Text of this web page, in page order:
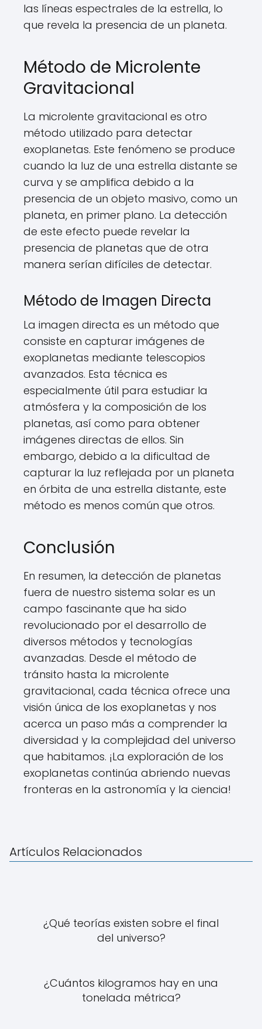
las líneas espectrales de la estrella, lo
que revela la presencia de un planeta.
Método de Microlente
Gravitacional
La microlente gravitacional es otro
método utilizado para detectar
exoplanetas. Este fenómeno se produce
cuando la luz de una estrella distante se
curva y se amplifica debido a la
presencia de un objeto masivo, como un
planeta, en primer plano. La detección
de este efecto puede revelar la
presencia de planetas que de otra
manera serían difíciles de detectar.
Método de Imagen Directa
La imagen directa es un método que
consiste en capturar imágenes de
exoplanetas mediante telescopios
avanzados. Esta técnica es
especialmente útil para estudiar la
atmósfera y la composición de los
planetas, así como para obtener
imágenes directas de ellos. Sin
embargo, debido a la dificultad de
capturar la luz reflejada por un planeta
en órbita de una estrella distante, este
método es menos común que otros.
Conclusión
En resumen, la detección de planetas
fuera de nuestro sistema solar es un
campo fascinante que ha sido
revolucionado por el desarrollo de
diversos métodos y tecnologías
avanzadas. Desde el método de
tránsito hasta la microlente
gravitacional, cada técnica ofrece una
visión única de los exoplanetas y nos
acerca un paso más a comprender la
diversidad y la complejidad del universo
que habitamos. ¡La exploración de los
exoplanetas continúa abriendo nuevas
fronteras en la astronomía y la ciencia!
Artículos Relacionados
¿Qué teorías existen sobre el final
del universo?
¿Cuántos kilogramos hay en una
tonelada métrica?